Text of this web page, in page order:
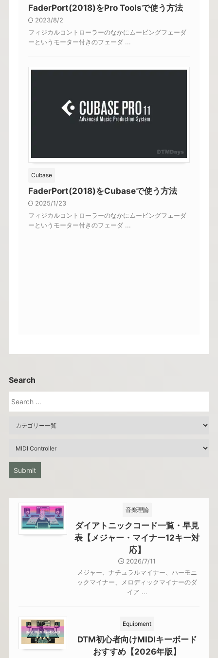
FaderPort(2018)をPro Toolsで使う方法
2023/8/2
フィジカルコントローラーのなかにムービングフェーダ
ーというモーター付きのフェーダ ...
Cubase
FaderPort(2018)をCubaseで使う方法
2025/1/23
フィジカルコントローラーのなかにムービングフェーダ
ーというモーター付きのフェーダ ...
Search
音楽理論
ダイアトニックコード一覧・早見
表【メジャー・マイナー12キー対
応】
2026/7/11
メジャー、ナチュラルマイナー、ハーモニ
ックマイナー、メロディックマイナーのダ
イア ...
Equipment
DTM初心者向けMIDIキーボード
おすすめ【2026年版】